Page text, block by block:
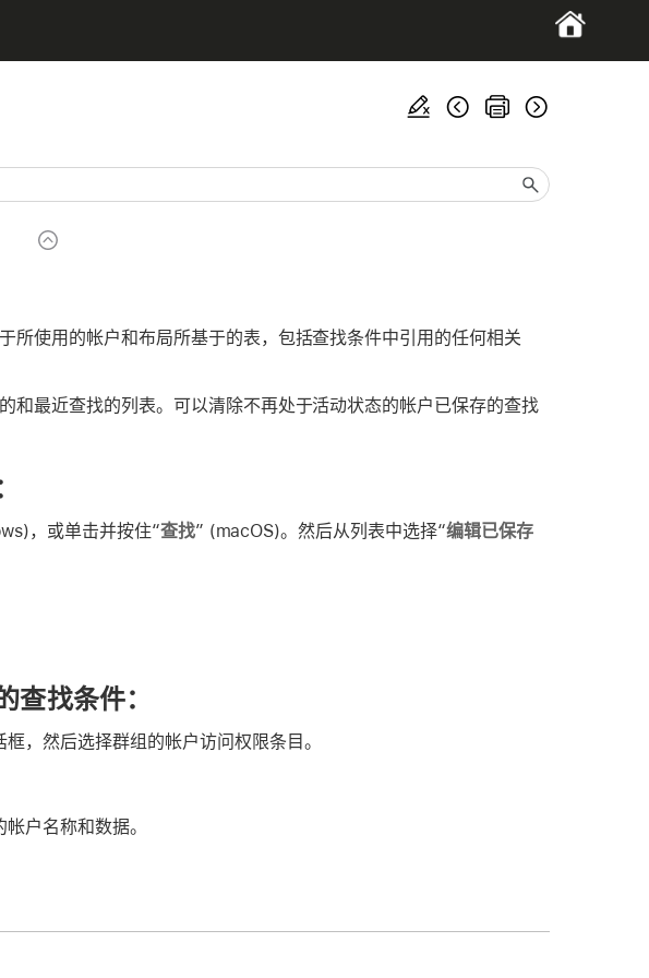
所使用的帐户和布局所基于的表，包括查找条件中引用的任何相关
和最近查找的列表。可以清除不再处于活动状态的帐户已保存的查找
，或单击并按住“查找” (macOS)。然后从列表中选择“编辑已保存
找条件：
，然后选择群组的帐户访问权限条目。
户名称和数据。